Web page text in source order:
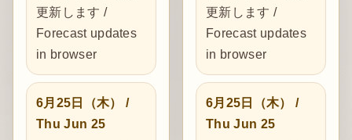
更新します /
Forecast updates
in browser
6月25日（木） /
Thu Jun 25
更新します /
Forecast updates
in browser
6月25日（木） /
Thu Jun 25